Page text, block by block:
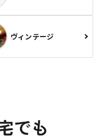
ヴィンテージ